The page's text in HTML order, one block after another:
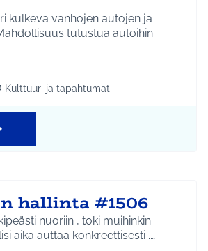
kulkeva vanhojen autojen ja
tutustua autoihin
mukaan: Koko Tuusula
tulokset teeman mukaan: Kulttuuri ja
Kulttuuri ja tapahtumat
hallinta #1506
nuoriin , toki muihinkin.
aika auttaa konkreettisesti .…